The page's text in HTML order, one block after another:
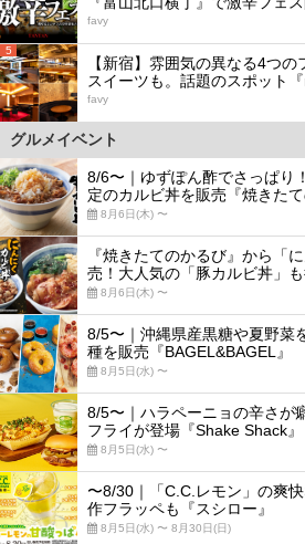
favy
5
【新宿】雰囲気の異なる4つ
スイーツも。話題のスポット
favy
グルメイベント
8/6〜｜ゆずぽん酢でさっぱり
定のカルビ丼を販売『焼きたて
8月6日(木) 〜
『焼きたてのかるび』から「
売！大人気の「豚カルビ丼」
8月6日(木) 〜
8/5〜｜沖縄県産黒糖や夏野菜
種を販売『BAGEL&BAGEL』
8月5日(水) 〜
8/5〜｜ハラペーニョの辛さが
フライが登場『Shake Shack』
8月5日(水) 〜
〜8/30｜「C.C.レモン」の爽
作フラッペも『スシロー』
8月5日(水) 〜 8月30日(日)